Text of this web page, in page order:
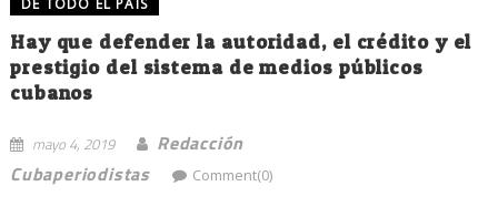
Hay que defender la autoridad, el crédito y el
prestigio del sistema de medios públicos
cubanos
mayo 4, 2019
Redacción
Cubaperiodistas
Comment(0)